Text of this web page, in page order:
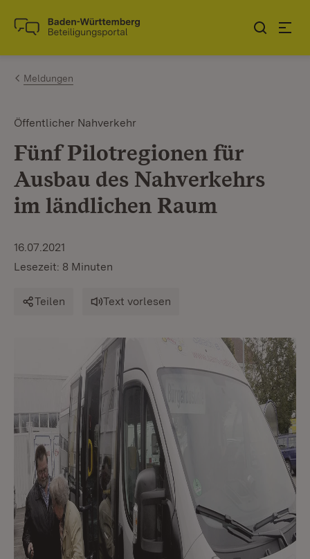
Zum Inhalt springen
Link zur Startseite
Meldungen
Öffentlicher Nahverkehr
Fünf Pilotregionen für
Ausbau des Nahverkehrs
im ländlichen Raum
16.07.2021
Lesezeit: 8 Minuten
Teilen Text vorlesen